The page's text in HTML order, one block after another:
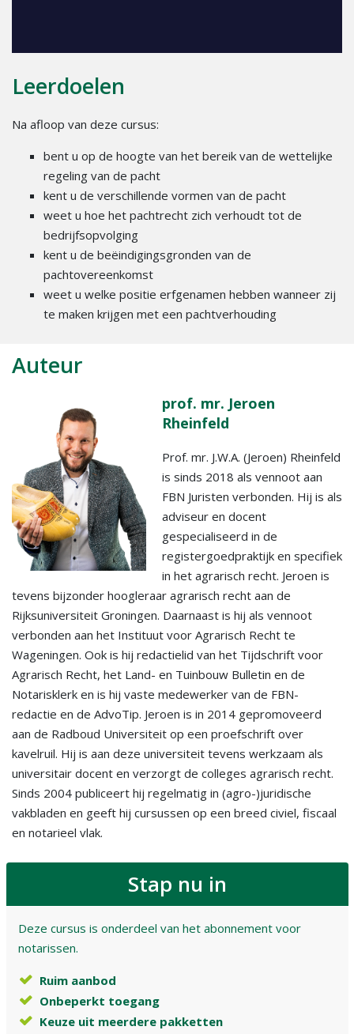
Leerdoelen
Na afloop van deze cursus:
bent u op de hoogte van het bereik van de wettelijke
regeling van de pacht
kent u de verschillende vormen van de pacht
weet u hoe het pachtrecht zich verhoudt tot de
bedrijfsopvolging
kent u de beëindigingsgronden van de
pachtovereenkomst
weet u welke positie erfgenamen hebben wanneer zij
te maken krijgen met een pachtverhouding
Auteur
prof. mr. Jeroen
Rheinfeld
Prof. mr. J.W.A. (Jeroen) Rheinfeld
is sinds 2018 als vennoot aan
FBN Juristen verbonden. Hij is als
adviseur en docent
gespecialiseerd in de
registergoedpraktijk en specifiek
in het agrarisch recht. Jeroen is
tevens bijzonder hoogleraar agrarisch recht aan de
Rijksuniversiteit Groningen. Daarnaast is hij als vennoot
verbonden aan het Instituut voor Agrarisch Recht te
Wageningen. Ook is hij redactielid van het Tijdschrift voor
Agrarisch Recht, het Land- en Tuinbouw Bulletin en de
Notarisklerk en is hij vaste medewerker van de FBN-
redactie en de AdvoTip. Jeroen is in 2014 gepromoveerd
aan de Radboud Universiteit op een proefschrift over
kavelruil. Hij is aan deze universiteit tevens werkzaam als
universitair docent en verzorgt de colleges agrarisch recht.
Sinds 2004 publiceert hij regelmatig in (agro-)juridische
vakbladen en geeft hij cursussen op een breed civiel, fiscaal
en notarieel vlak.
Stap nu in
Deze cursus is onderdeel van het abonnement voor
notarissen.
Ruim aanbod
Onbeperkt toegang
Keuze uit meerdere pakketten